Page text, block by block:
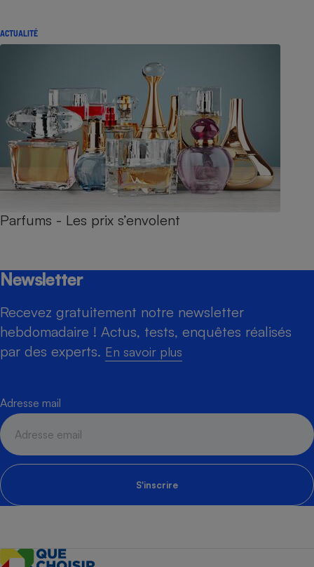
ACTUALITÉ
Parfums - Les prix s’envolent
Newsletter
Recevez gratuitement notre newsletter
hebdomadaire ! Actus, tests, enquêtes réalisés
par des experts. En savoir plus
Adresse mail
S'inscrire